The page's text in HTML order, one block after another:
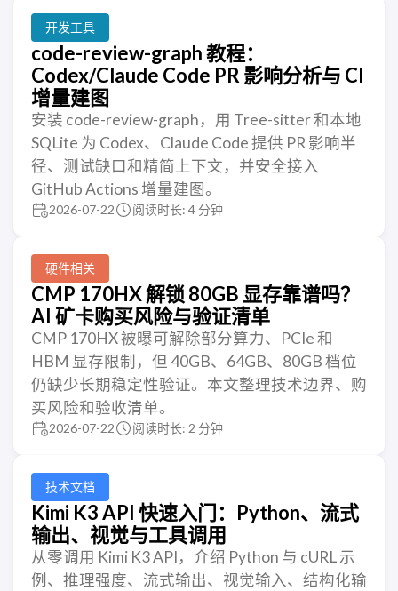
开发工具
code-review-graph 教程：
Codex/Claude Code PR 影响分析与 CI
增量建图
安装 code-review-graph，用 Tree-sitter 和本地
SQLite 为 Codex、Claude Code 提供 PR 影响半
径、测试缺口和精简上下文，并安全接入
GitHub Actions 增量建图。
2026-07-22 阅读时长: 4 分钟
硬件相关
CMP 170HX 解锁 80GB 显存靠谱吗？
AI 矿卡购买风险与验证清单
CMP 170HX 被曝可解除部分算力、PCIe 和
HBM 显存限制，但 40GB、64GB、80GB 档位
仍缺少长期稳定性验证。本文整理技术边界、购
买风险和验收清单。
2026-07-22 阅读时长: 2 分钟
技术文档
Kimi K3 API 快速入门：Python、流式
输出、视觉与工具调用
从零调用 Kimi K3 API，介绍 Python 与 cURL 示
例、推理强度、流式输出、视觉输入、结构化输